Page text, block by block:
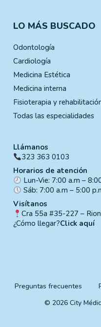
LO MÁS BUSCADO
Odontología
Cardiología
Medicina Estética
Medicina interna
Fisioterapia y
Todas las especialidades
Llámanos
323 363 0103
Horarios de atención
Lun-Vie: 7:00 a.m –
Sáb: 7:00 a.m – 5:00
Visítanos
Cra 55a #35-227 –
¿Cómo llegar?Click aquí
Preguntas frecuentes
© 2026 City